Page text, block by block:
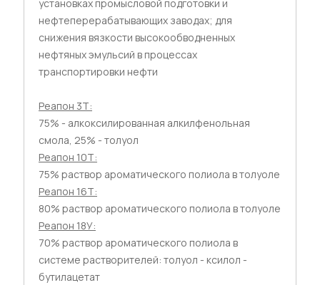
установках промысловой подготовки и
нефтеперерабатывающих заводах; для
снижения вязкости высокообводненных
нефтяных эмульсий в процессах
транспортировки нефти
Реапон 3Т:
75% - алкоксилированная алкилфенольная
смола, 25% - толуол
Реапон 10Т:
75% раствор ароматического полиола в толуоле
Реапон 16Т:
80% раствор ароматического полиола в толуоле
Реапон 18У:
70% раствор ароматического полиола в
системе растворителей: толуол - ксилол -
бутилацетат